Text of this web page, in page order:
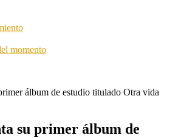
momento
su primer álbum de